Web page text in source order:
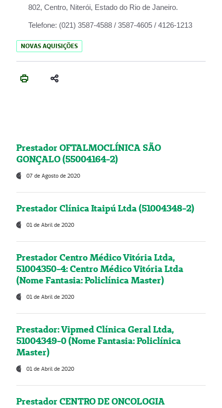
802, Centro, Niterói, Estado do Rio de Janeiro.
Telefone: (021) 3587-4588 / 3587-4605 / 4126-1213
NOVAS AQUISIÇÕES
Prestador OFTALMOCLÍNICA SÃO
GONÇALO (55004164-2)
07 de Agosto de 2020
Prestador Clínica Itaipú Ltda (51004348-2)
01 de Abril de 2020
Prestador Centro Médico Vitória Ltda,
51004350-4: Centro Médico Vitória Ltda
(Nome Fantasia: Policlínica Master)
01 de Abril de 2020
Prestador: Vipmed Clínica Geral Ltda,
51004349-0 (Nome Fantasia: Policlínica
Master)
01 de Abril de 2020
Prestador CENTRO DE ONCOLOGIA